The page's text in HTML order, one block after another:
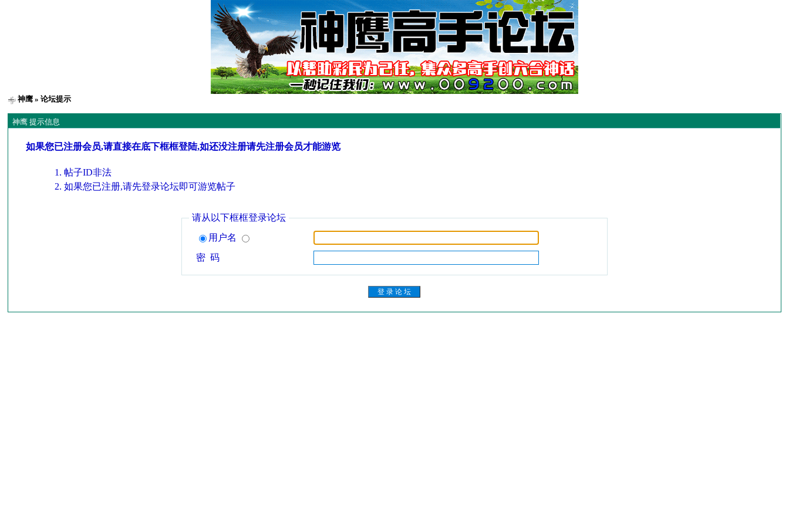
神鹰 » 论坛提示
神鹰 提示信息
如果您已注册会员,请直接在底下框框登陆,如还没注册请先注册会员才能游览
帖子ID非法
如果您已注册,请先登录论坛即可游览帖子
请从以下框框登录论坛
用户名
密 码